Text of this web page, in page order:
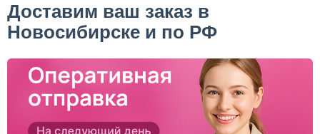
Доставим ваш заказ в
Новосибирске и по РФ